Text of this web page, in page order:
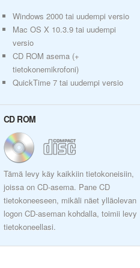
Windows 2000 tai uudempi versio
Mac OS X 10.3.9 tai uudempi
versio
CD ROM asema (+
tietokonemikrofoni)
QuickTime 7 tai uudempi versio
CD ROM
Tämä levy käy kaikkiin tietokoneisiin,
joissa on CD-asema. Pane CD
tietokoneeseen, mikäli näet ylläolevan
logon CD-aseman kohdalla, toimii levy
tietokoneellasi.